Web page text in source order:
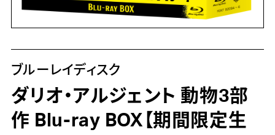
ブルーレイディスク
ダリオ・アルジェント 動物3部
作 Blu-ray BOX【期間限定生